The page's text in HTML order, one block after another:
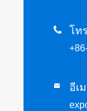
 โทร
 อีเ